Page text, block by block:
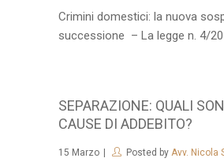
Crimini domestici: la nuova
successione – La legge n. 4/
SEPARAZIONE: QUALI
CAUSE DI ADDEBITO?
15 Marzo Posted by Avv. Nicola